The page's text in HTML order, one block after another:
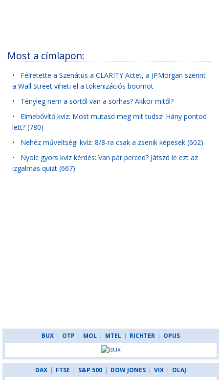
Most a címlapon:
• Félretette a Szenátus a CLARITY Actet, a JPMorgan szerint
a Wall Street viheti el a tokenizációs boomot
• Tényleg nem a sörtől van a sörhas? Akkor mitől?
• Elmebővítő kvíz: Most mutasd meg mit tudsz! Hány pontod
lett? (780)
• Nehéz műveltségi kvíz: 8/8-ra csak a zsenik képesek (602)
• Nyolc gyors kvíz kérdés: Van pár perced? Játszd le ezt az
izgalmas quizt (667)
BUX | OTP | MOL | MTEL | RICHTER | OPUS
DAX | FTSE | S&P 500 | DOW JONES | VIX | OLAJ